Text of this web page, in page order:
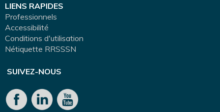
LIENS RAPIDES
Professionnels
Accessibilité
Conditions d'utilisation
Nétiquette RRSSSN
SUIVEZ-NOUS